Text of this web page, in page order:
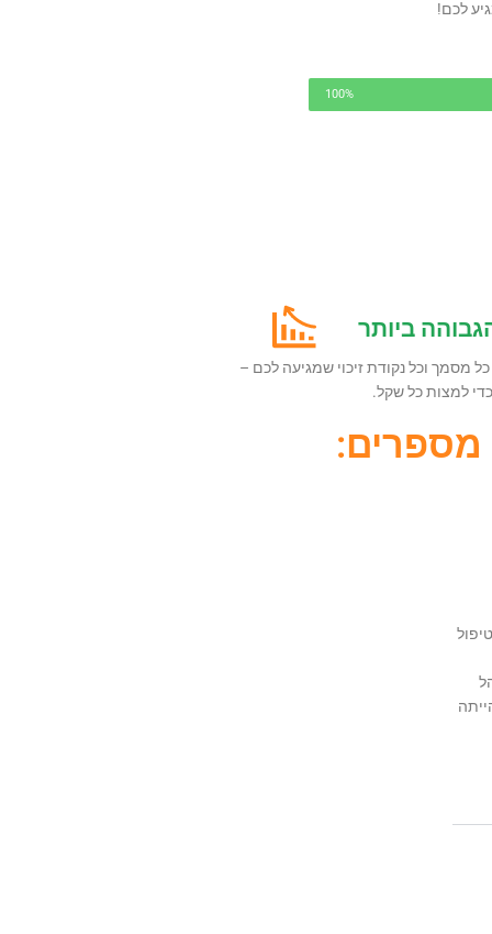
לכם!
100%
ביותר
מסמך וכל נקודת זיכוי שמגיעה לכם –
למצות כל שקל.
מספרים: